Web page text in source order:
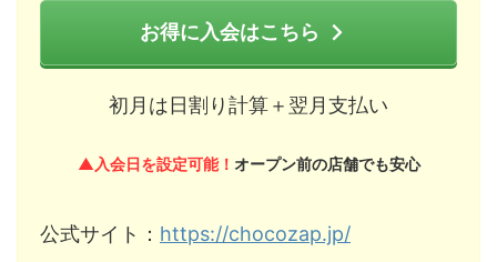
お得に入会はこちら
初月は日割り計算＋翌月支払い
▲入会日を設定可能！ オープン前の店舗でも安心
公式サイト： https://chocozap.jp/